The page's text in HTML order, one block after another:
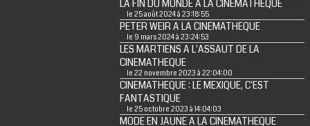
LA FIN DU MONDE A LA CINEMATHEQUE
le 25 août 2024 à 23:18:55
PETER WEIR A LA CINEMATHEQUE
le 9 mars 2024 à 23:24:53
LES MARTIENS A L'ASSAUT DE LA
CINEMATHEQUE
le 22 novembre 2023 à 22:04:00
CINEMATHEQUE : LE MEXIQUE, C'EST
FANTASTIQUE
le 25 octobre 2023 à 14:04:03
MODE EN JAUNE A LA CINEMATHEQUE